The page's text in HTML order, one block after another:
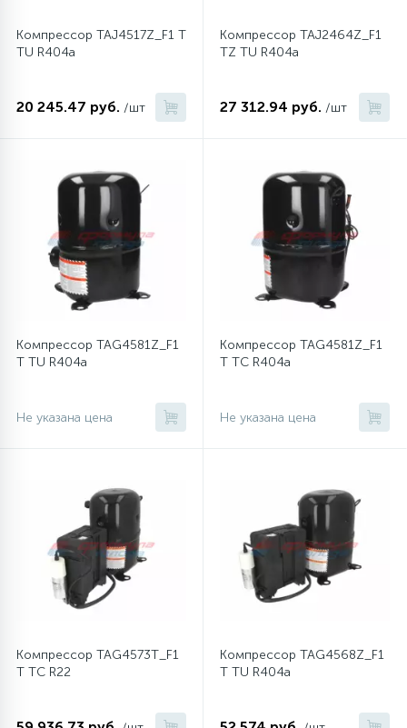
Компрессор TAJ4517Z_F1 T
TU R404a
20 245.47 руб. /шт
Компрессор TAJ2464Z_F1
TZ TU R404a
27 312.94 руб. /шт
Компрессор TAG4581Z_F1
T TU R404a
Не указана цена
Компрессор TAG4581Z_F1
T TC R404a
Не указана цена
Компрессор TAG4573T_F1
T TC R22
Компрессор TAG4568Z_F1
T TU R404a